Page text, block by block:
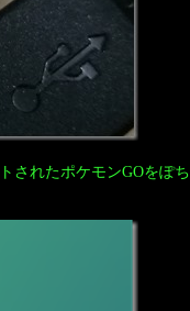
されたポケモンGOをぽち